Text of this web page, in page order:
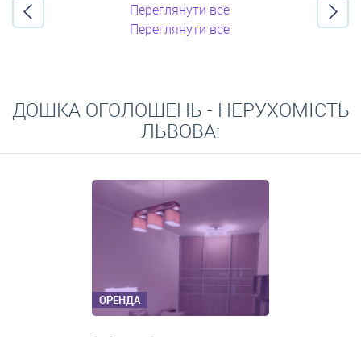
Переглянути все
Переглянути все
ДОШКА ОГОЛОШЕНЬ - НЕРУХОМІСТЬ
ЛЬВОВА:
ОРЕНДА